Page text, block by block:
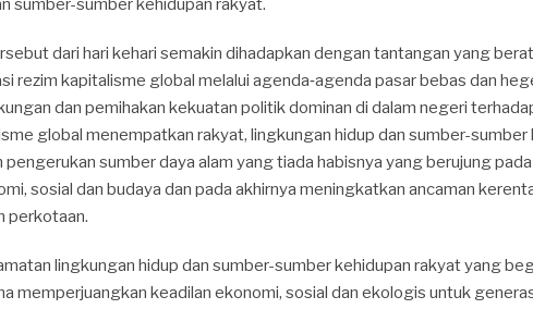
sumber-sumber kehidupan rakyat.
dari hari kehari semakin dihadapkan dengan tantangan yang
rezim kapitalisme global melalui agenda‐agenda pasar bebas dan
dan pemihakan kekuatan politik dominan di dalam negeri
global menempatkan rakyat, lingkungan hidup dan sumber-
sumber daya alam yang tiada habisnya yang berujung
sosial dan budaya dan pada akhirnya meningkatkan ancaman
perkotaan.
lingkungan hidup dan sumber-sumber kehidupan rakyat yang
memperjuangkan keadilan ekonomi, sosial dan ekologis untuk